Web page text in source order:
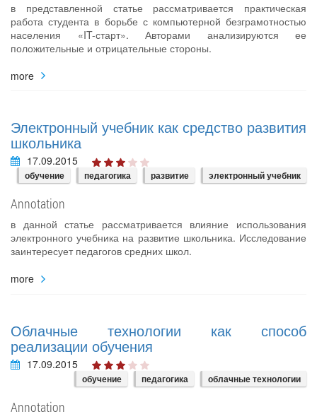
в представленной статье рассматривается практическая
работа студента в борьбе с компьютерной безграмотностью
населения «IT-старт». Авторами анализируются ее
положительные и отрицательные стороны.
more
Электронный учебник как средство развития
школьника
17.09.2015
обучение педагогика развитие электронный учебник
Annotation
в данной статье рассматривается влияние использования
электронного учебника на развитие школьника. Исследование
заинтересует педагогов средних школ.
more
Облачные технологии как способ
реализации обучения
17.09.2015
обучение педагогика облачные технологии
Annotation